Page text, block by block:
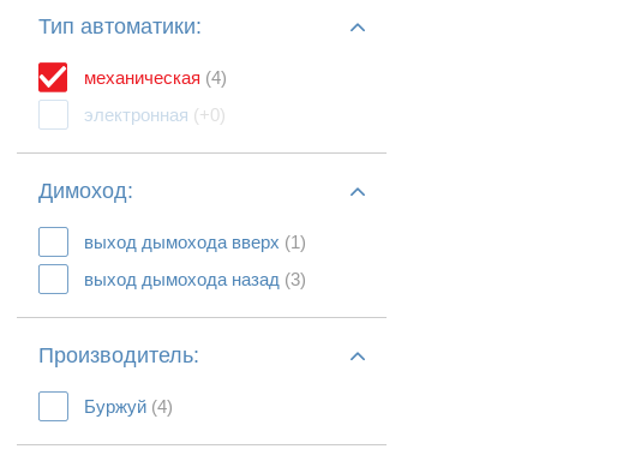
Тип автоматики:
механическая (4)
электронная (+0)
Димоход:
выход дымохода вверх (1)
выход дымохода назад (3)
Производитель:
Буржуй (4)